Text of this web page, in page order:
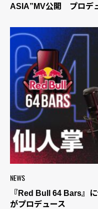
ASIA”MV公開 プロデ
NEWS
『Red Bull 64 Bars』
がプロデュース